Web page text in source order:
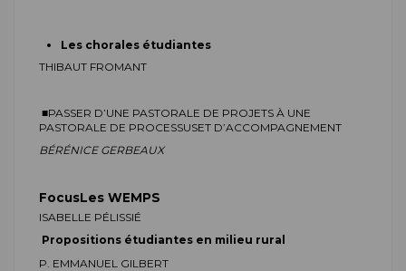
Les chorales étudiantes
THIBAUT FROMANT
■PASSER D’UNE PASTORALE DE PROJETS À UNE
PASTORALE DE PROCESSUSET D’ACCOMPAGNEMENT
BÉRÉNICE GERBEAUX
FocusLes WEMPS
ISABELLE PÉLISSIÉ
Propositions étudiantes en milieu rural
P. EMMANUEL GILBERT